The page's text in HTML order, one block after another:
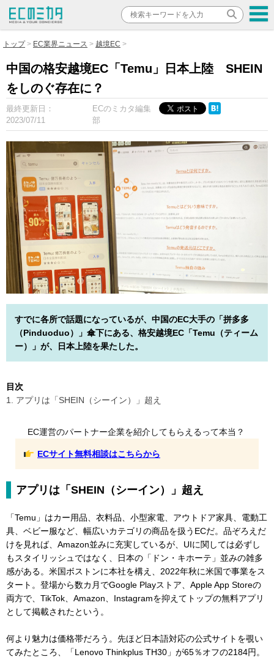
トップ EC業界ニュース 越境EC
中国の格安越境EC「Temu」日本上陸 SHEIN
をしのぐ存在に？
最終更新日：
2023/07/11
ECのミカタ編集
部
すでに各所で話題になっているが、中国のEC大手の「拼多多
（Pinduoduo）」傘下にある、格安越境EC「Temu（ティーム
ー）」が、日本上陸を果たした。
目次
1. アプリは「SHEIN（シーイン）」超え
EC運営のパートナー企業を紹介してもらえるって本当？
ECサイト無料相談はこちらから
アプリは「SHEIN（シーイン）」超え
「Temu」はカー用品、衣料品、小型家電、アウトドア家具、電動工
具、ベビー服など、幅広いカテゴリの商品を扱うECだ。品ぞろえだ
けを見れば、Amazon並みに充実しているが、UIに関しては必ずし
もスタイリッシュではなく、日本の「ドン・キホーテ」並みの雑多
感がある。米国ボストンに本社を構え、2022年秋に米国で事業をス
タート。登場から数カ月でGoogle Playストア、Apple App Storeの
両方で、TikTok、Amazon、Instagramを抑えてトップの無料アプリ
として掲載されたという。
何より魅力は価格帯だろう。先ほど日本語対応の公式サイトを覗い
てみたところ、「Lenovo Thinkplus TH30」が65％オフの2184円。